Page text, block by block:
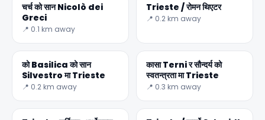
चर्च को सान Nicolò dei
Greci
📍 0.1 km away
Trieste / रोमन थिएटर
📍 0.2 km away
को Basilica को सान
Silvestro मा Trieste
📍 0.2 km away
कासा Terni र सौन्दर्य को
स्वतन्त्रता मा Trieste
📍 0.3 km away